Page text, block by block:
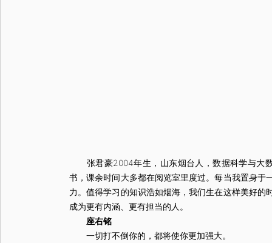
张君豪2004年生，山东烟台人，数据科学与大数
书，课余时间大多都在阅览室里度过。每当我置身
力。值得学习的知识浩如烟海，我们生在这样美好
成为更有内涵、更有担当的人。
座右铭
一切打不倒你的，都将使你更加强大。